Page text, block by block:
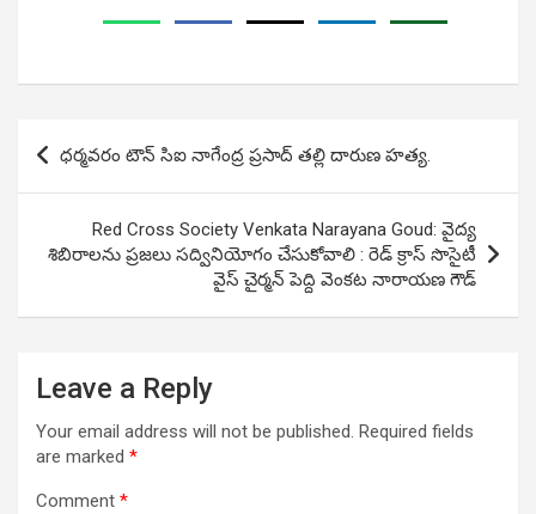
Post
navigation
ధర్మవరం టౌన్ సిఐ నాగేంద్ర ప్రసాద్ తల్లి దారుణ హత్య.
Red Cross Society Venkata Narayana Goud: వైద్య
శిబిరాలను ప్ర‌జ‌లు స‌ద్వినియోగం చేసుకోవాలి : రెడ్ క్రాస్ సొసైటీ
వైస్ చైర్మన్ పెద్ది వెంకట నారాయణ గౌడ్
Leave a Reply
Your email address will not be published. Required fields
are marked *
Comment *